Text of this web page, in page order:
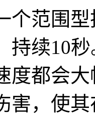
个范围
持续10
度都会
害，使